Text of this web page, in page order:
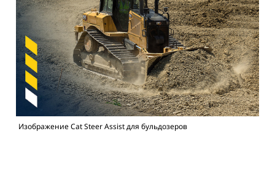
Изображение Cat Steer Assist для бульдозеров